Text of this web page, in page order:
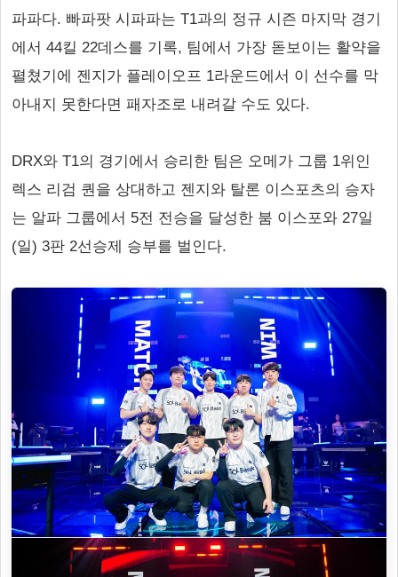
파파다. 빠파팟 시파파는 T1과의 정규 시즌 마지막 경기
에서 44킬 22데스를 기록, 팀에서 가장 돋보이는 활약을
펼쳤기에 젠지가 플레이오프 1라운드에서 이 선수를 막
아내지 못한다면 패자조로 내려갈 수도 있다.
DRX와 T1의 경기에서 승리한 팀은 오메가 그룹 1위인
렉스 리검 퀀을 상대하고 젠지와 탈론 이스포츠의 승자
는 알파 그룹에서 5전 전승을 달성한 붐 이스포와 27일
(일) 3판 2선승제 승부를 벌인다.